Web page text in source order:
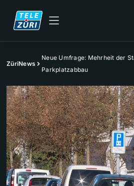
ZüriNews
Neue Umfrage: Mehrheit der
Parkplatzabbau